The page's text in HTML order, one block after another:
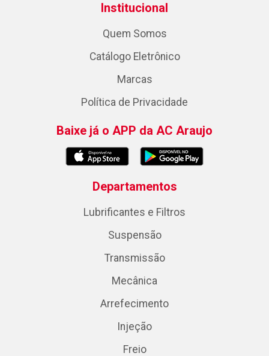
Institucional
Quem Somos
Catálogo Eletrônico
Marcas
Política de Privacidade
Baixe já o APP da AC Araujo
Departamentos
Lubrificantes e Filtros
Suspensão
Transmissão
Mecânica
Arrefecimento
Injeção
Freio